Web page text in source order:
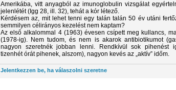
Amerikába, vitt anyagból az imunoglobulin vizsgálat
jelenlétét (Igg 28, ill. 32), tehát a kór létező.
Kérdésem az, mit lehet tenni egy talán talán 50 év utáni
semmilyen célirányos kezelést nem kaptam?
Az első alkalommal 4 (1963) évesen csípett meg kullancs,
(1978-ig). Nem tudom, és nem is akarok antibiotikumot
nagyon szeretnék jobban lenni. Rendkívül sok pihenést
tizenhét órát pihenek, alszom), nagyon kevés az „aktív” időm.
Jelentkezzen be, ha válaszolni szeretne